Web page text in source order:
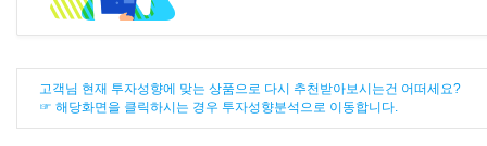
고객님 현재 투자성향에 맞는 상품으로 다시 추천받아보시는건 어떠세요?
☞ 해당화면을 클릭하시는 경우 투자성향분석으로 이동합니다.